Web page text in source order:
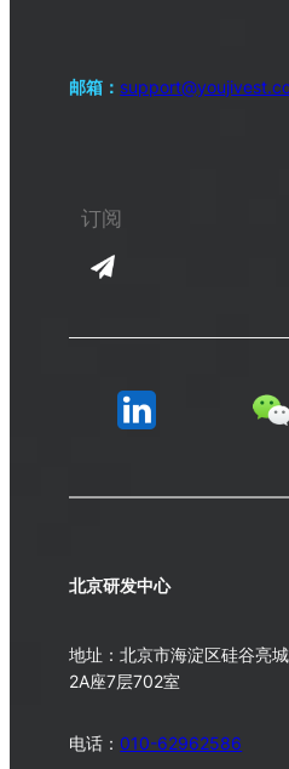
邮箱：
北京研发中心
地址：北京市海淀区硅谷亮
2A座7层702室
电话：010-62962586